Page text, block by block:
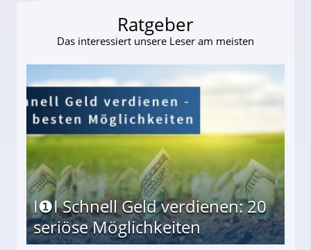
Ratgeber
Das interessiert unsere Leser am meisten
I❶I Schnell Geld verdienen: 20
seriöse Möglichkeiten